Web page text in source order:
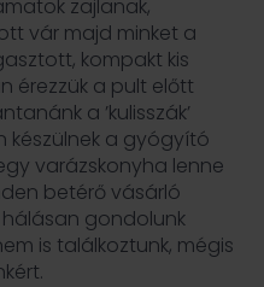
zajlanak,
vár majd minket a
kompakt kis
érezzük a pult előtt
a ’kulisszák’
készülnek a gyógyító
varázskonyha lenne
betérő vásárló
gondolunk
is találkoztunk, mégis